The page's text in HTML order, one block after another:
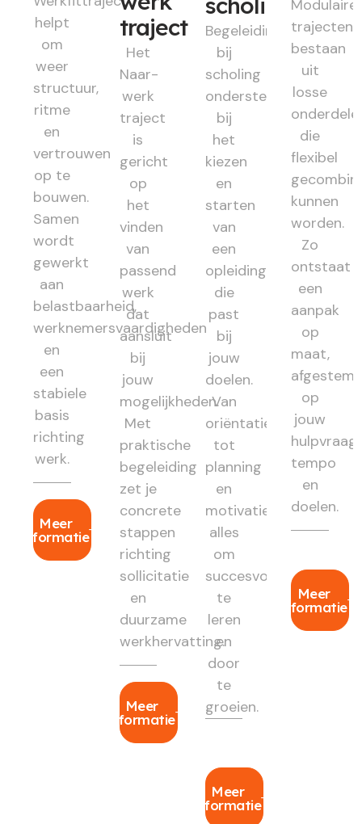
helpt
om
weer
structuur,
ritme
en
vertrouwen
op te
bouwen.
Samen
wordt
gewerkt
aan
belastbaarheid,
werknemersvaardigheden
en
een
stabiele
basis
richting
werk.
Meer
informatie
traject
Het
Naar-
werk
traject
is
gericht
op
het
vinden
van
passend
werk
dat
aansluit
bij
jouw
mogelijkheden.
Met
praktische
begeleiding
zet je
concrete
stappen
richting
sollicitatie
en
duurzame
werkhervatting.
Meer
informatie
Begeleiding
bij
scholing
ondersteunt
bij
het
kiezen
en
starten
van
een
opleiding
die
past
bij
jouw
doelen.
Van
oriëntatie
tot
planning
en
motivatie:
alles
om
succesvol
te
leren
en
door
te
groeien.
Meer
informatie
Modulaire
trajecten
bestaan
uit
losse
die
flexibel
kunnen
worden.
Zo
ontstaat
een
aanpak
op
maat,
op
jouw
hulpvraag,
tempo
en
doelen.
Meer
informatie